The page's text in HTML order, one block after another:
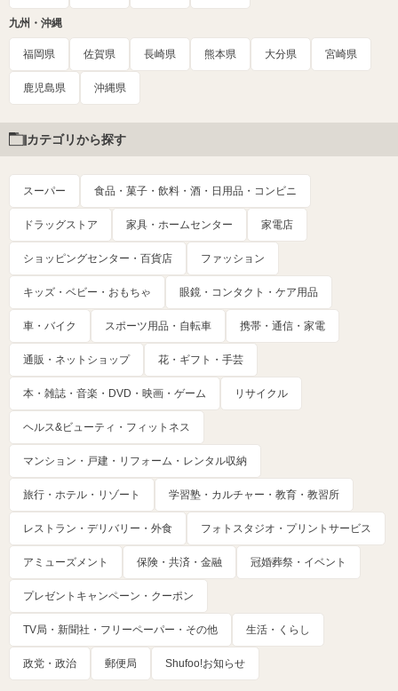
九州・沖縄
福岡県 佐賀県 長崎県 熊本県 大分県 宮崎県
鹿児島県 沖縄県
カテゴリから探す
スーパー 食品・菓子・飲料・酒・日用品・コンビニ
ドラッグストア 家具・ホームセンター 家電店
ショッピングセンター・百貨店 ファッション
キッズ・ベビー・おもちゃ 眼鏡・コンタクト・ケア用品
車・バイク スポーツ用品・自転車 携帯・通信・家電
通販・ネットショップ 花・ギフト・手芸
本・雑誌・音楽・DVD・映画・ゲーム リサイクル
ヘルス&ビューティ・フィットネス
マンション・戸建・リフォーム・レンタル収納
旅行・ホテル・リゾート 学習塾・カルチャー・教育・教習所
レストラン・デリバリー・外食 フォトスタジオ・プリントサービス
アミューズメント 保険・共済・金融 冠婚葬祭・イベント
プレゼントキャンペーン・クーポン
TV局・新聞社・フリーペーパー・その他 生活・くらし
政党・政治 郵便局 Shufoo!お知らせ